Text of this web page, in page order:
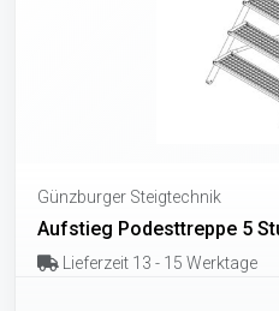
Günzburger Steigtechnik
Aufstieg Podesttreppe 5
Lieferzeit 13 - 15 Werktage